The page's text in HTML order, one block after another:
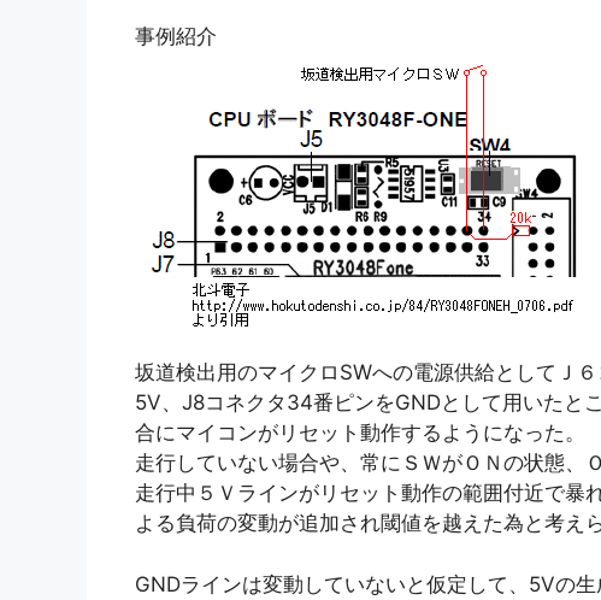
事例紹介
坂道検出用のマイクロSWへの電源供給としてＪ
5V、J8コネクタ34番ピンをGNDとして用いたと
合にマイコンがリセット動作するようになった。
走行していない場合や、常にＳＷがＯＮの状態、
走行中５Ｖラインがリセット動作の範囲付近で暴
よる負荷の変動が追加され閾値を越えた為と考えら
GNDラインは変動していないと仮定して、5Vの